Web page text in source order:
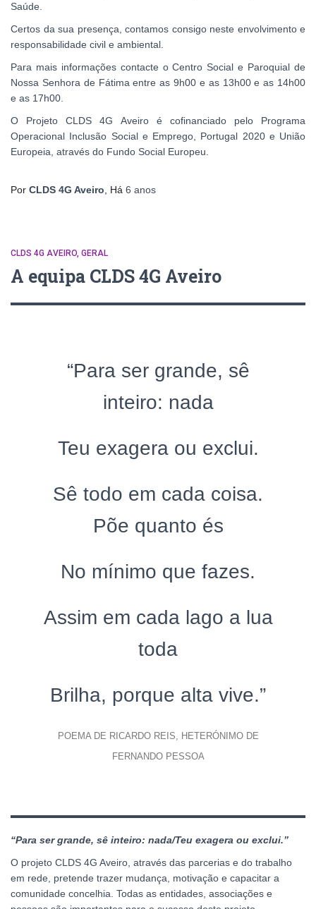
Saúde.
Certos da sua presença, contamos consigo neste envolvimento e
responsabilidade civil e ambiental.
Para mais informações contacte o Centro Social e Paroquial de
Nossa Senhora de Fátima entre as 9h00 e as 13h00 e as 14h00
e as 17h00.
O Projeto CLDS 4G Aveiro é cofinanciado pelo Programa
Operacional Inclusão Social e Emprego, Portugal 2020 e União
Europeia, através do Fundo Social Europeu.
Por CLDS 4G Aveiro, Há 6 anos
CLDS 4G AVEIRO GERAL
A equipa CLDS 4G Aveiro
“Para ser grande, sê
inteiro: nada
Teu exagera ou exclui.
Sê todo em cada coisa.
Põe quanto és
No mínimo que fazes.
Assim em cada lago a lua
toda
Brilha, porque alta vive.”
POEMA DE RICARDO REIS, HETERÓNIMO DE
FERNANDO PESSOA
“Para ser grande, sê inteiro: nada/Teu exagera ou exclui.”
O projeto CLDS 4G Aveiro, através das parcerias e do trabalho
em rede, pretende trazer mudança, motivação e capacitar a
comunidade concelhia. Todas as entidades, associações e